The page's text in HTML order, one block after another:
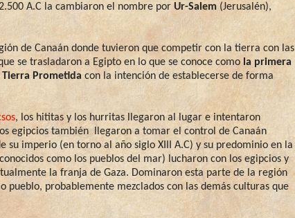
A.C la cambiaron el nombre por Ur-Salem (Jerusalén),
de Canaán donde tuvieron que competir con la tierra con las
se trasladaron a Egipto en lo que se conoce como la primera
Tierra Prometida con la intención de establecerse de forma
, los hititas y los hurritas llegaron al lugar e intentaron
egipcios también llegaron a tomar el control de Canaán
imperio (en torno al año siglo XIII A.C) y su predominio en la
como los pueblos del mar) lucharon con los egipcios y
la franja de Gaza. Dominaron esta parte de la región
probablemente mezclados con las demás culturas que